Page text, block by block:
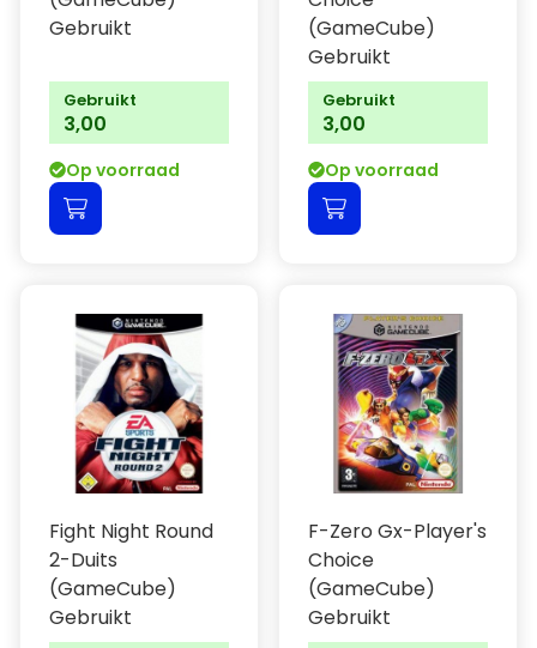
Gebruikt
Gebruikt
3,00
Op voorraad
(GameCube)
Gebruikt
Gebruikt
3,00
Op voorraad
Fight Night Round
2-Duits
(GameCube)
Gebruikt
F-Zero Gx-Player's
Choice
(GameCube)
Gebruikt